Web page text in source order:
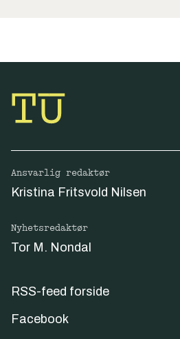
Ansvarlig redaktør
Kristina Fritsvold Nilsen
Nyhetsredaktør
Tor M. Nondal
RSS-feed forside
Facebook